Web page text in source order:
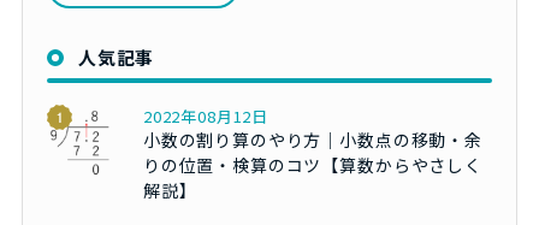
人気記事
2022年08月12日
小数の割り算のやり方｜小数点の移動・余
りの位置・検算のコツ【算数からやさしく
解説】